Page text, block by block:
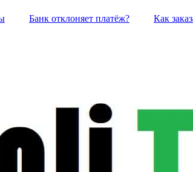
Банк отклоняет платёж? Как